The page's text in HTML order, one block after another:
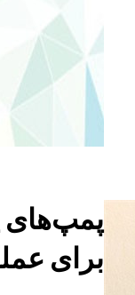
پمپ‌های
برای